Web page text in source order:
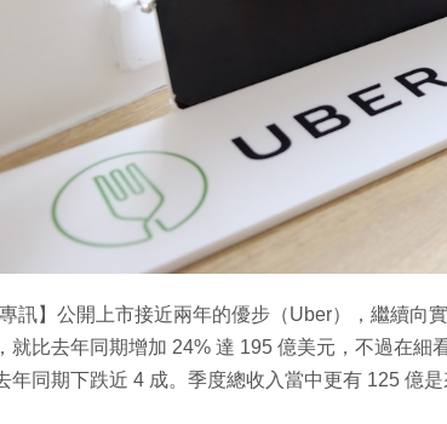
專訊】公開上市接近兩年的優步（Uber），繼續向
就比去年同期增加 24% 達 195 億美元，不過在細
年同期下跌近 4 成。季度總收入當中更有 125 億是